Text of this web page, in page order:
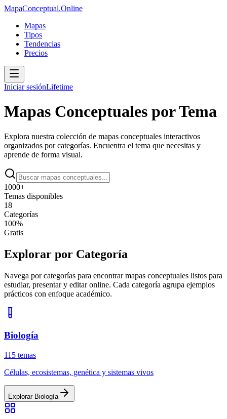
MapaConceptual.Online
Mapas
Tipos
Tendencias
Precios
Iniciar sesiónLifetime
Mapas Conceptuales por Tema
Explora nuestra colección de mapas conceptuales interactivos
organizados por categorías. Encuentra el tema que necesitas y
aprende de forma visual.
1000+
Temas disponibles
18
Categorías
100%
Gratis
Explorar por Categoría
Navega por categorías para encontrar mapas conceptuales listos para
estudiar, presentar y editar online. Cada categoría agrupa ejemplos
prácticos con enfoque académico.
Biología
115 temas
Células, ecosistemas, genética y sistemas vivos
Explorar Biología